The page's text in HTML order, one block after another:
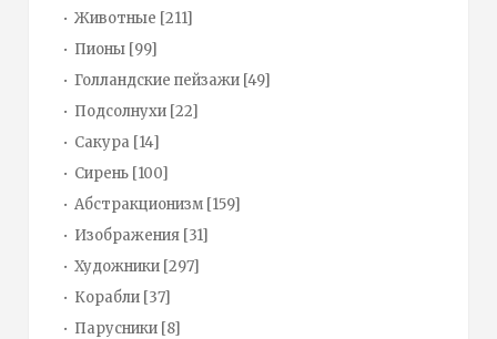
Животные [211]
Пионы [99]
Голландские пейзажи [49]
Подсолнухи [22]
Сакура [14]
Сирень [100]
Абстракционизм [159]
Изображения [31]
Художники [297]
Корабли [37]
Парусники [8]